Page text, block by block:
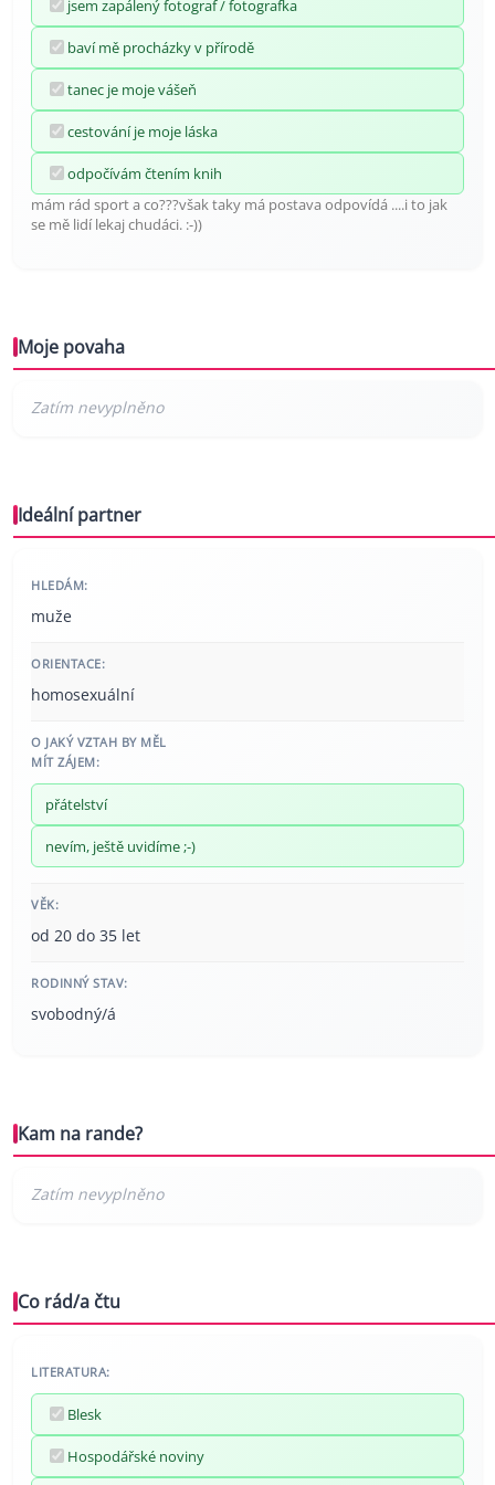
jsem zapálený fotograf / fotografka
baví mě procházky v přírodě
tanec je moje vášeň
cestování je moje láska
odpočívám čtením knih
mám rád sport a co???však taky má postava odpovídá ....i to jak
se mě lidí lekaj chudáci. :-))
Moje povaha
Ideální partner
HLEDÁM:
muže
ORIENTACE:
homosexuální
O JAKÝ VZTAH BY MĚL
MÍT ZÁJEM:
přátelství
nevím, ještě uvidíme ;-)
VĚK:
od 20 do 35 let
RODINNÝ STAV:
svobodný/á
Kam na rande?
Co rád/a čtu
LITERATURA:
Blesk
Hospodářské noviny